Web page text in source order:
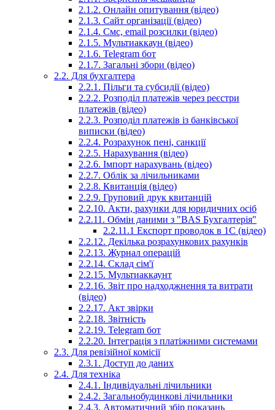
2.1.2. Онлайн опитування (відео)
2.1.3. Сайт організації (відео)
2.1.4. Смс, email розсилки (відео)
2.1.5. Мультиаккаун (відео)
2.1.6. Telegram бот
2.1.7. Загальні збори (відео)
2.2. Для бухгалтера
2.2.1. Пільги та субсидії (відео)
2.2.2. Розподіл платежів через реєстри
платежів (відео)
2.2.3. Розподіл платежів із банківської
виписки (відео)
2.2.4. Розрахунок пені, санкції
2.2.5. Нарахування (відео)
2.2.6. Імпорт нарахувань (відео)
2.2.7. Облік за лічильниками
2.2.8. Квитанція (відео)
2.2.9. Груповий друк квитанцій
2.2.10. Акти, рахунки для юридичних осіб
2.2.11. Обмін даними з "BAS Бухгалтерія"
2.2.11.1 Експорт проводок в 1С (відео)
2.2.12. Декілька розрахункових рахунків
2.2.13. Журнал операцій
2.2.14. Склад сім'ї
2.2.15. Мультиаккаунт
2.2.16. Звіт про надходжнення та витрати
(відео)
2.2.17. Акт звірки
2.2.18. Звітність
2.2.19. Telegram бот
2.2.20. Інтеграція з платіжними системами
2.3. Для ревізійної комісії
2.3.1. Доступ до даних
2.4. Для техніка
2.4.1. Індивідуальні лічильники
2.4.2. Загальнобудинкові лічильники
2.4.3. Автоматичний збір показань